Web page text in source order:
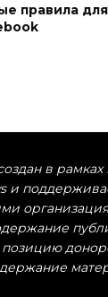
правила
в рамках
и
позицию